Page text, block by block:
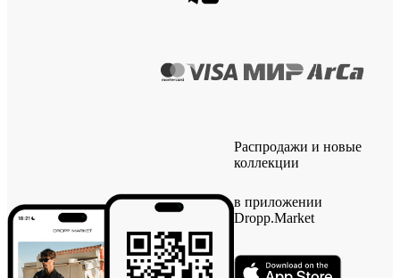
Распродажи и новые
коллекции
в приложении
Dropp.Market